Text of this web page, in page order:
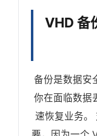
VHD 备
备份是数据安
你在面临数据
速恢复业务。